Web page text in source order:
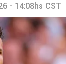
- 14:08hs CST